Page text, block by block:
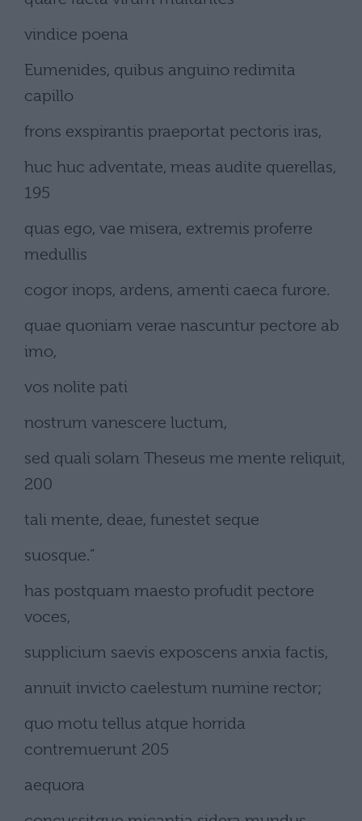
vindice poena
Eumenides, quibus anguino redimita
capillo
frons exspirantis praeportat pectoris iras,
huc huc adventate, meas audite querellas,
195
quas ego, vae misera, extremis proferre
medullis
cogor inops, ardens, amenti caeca furore.
quae quoniam verae nascuntur pectore ab
imo,
vos nolite pati
nostrum vanescere luctum,
sed quali solam Theseus me mente reliquit,
200
tali mente, deae, funestet seque
suosque.”
has postquam maesto profudit pectore
voces,
supplicium saevis exposcens anxia factis,
annuit invicto caelestum numine rector;
quo motu tellus atque horrida
contremuerunt 205
aequora